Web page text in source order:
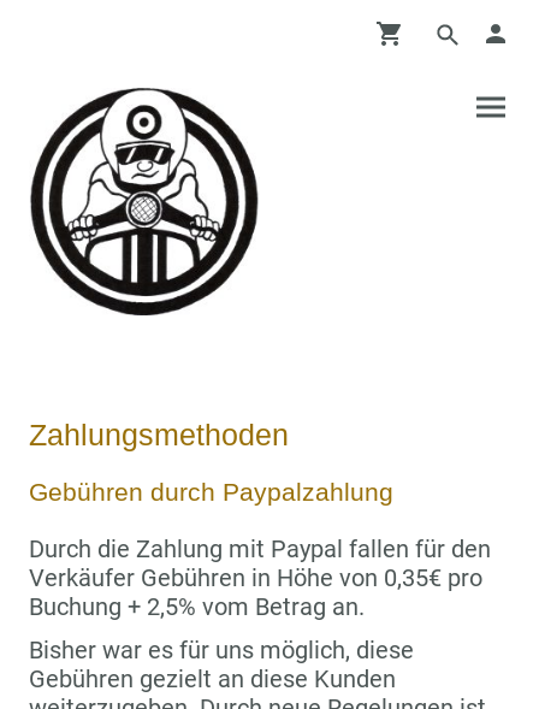
Zahlungsmethoden
Gebühren durch Paypalzahlung
Durch die Zahlung mit Paypal fallen für den
Verkäufer Gebühren in Höhe von 0,35€ pro
Buchung + 2,5% vom Betrag an.
Bisher war es für uns möglich, diese
Gebühren gezielt an diese Kunden